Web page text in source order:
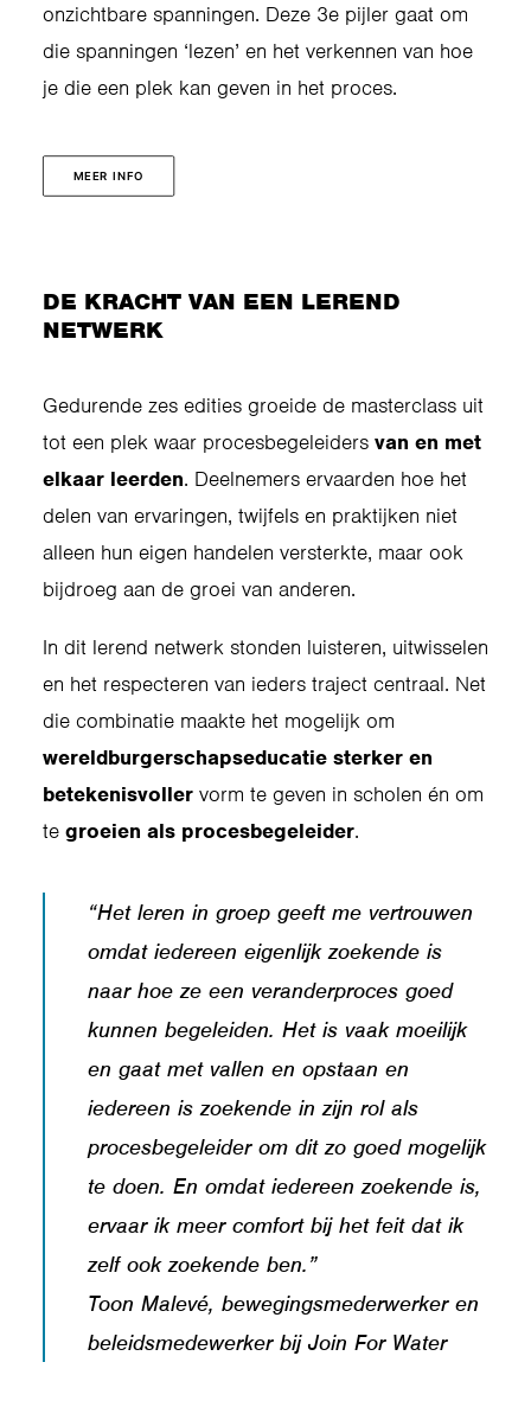
onzichtbare spanningen. Deze 3e pijler gaat om
die spanningen ‘lezen’ en het verkennen van hoe
je die een plek kan geven in het proces.
MEER INFO
DE KRACHT VAN EEN LEREND
NETWERK
Gedurende zes edities groeide de masterclass uit
tot een plek waar procesbegeleiders van en met
elkaar leerden. Deelnemers ervaarden hoe het
delen van ervaringen, twijfels en praktijken niet
alleen hun eigen handelen versterkte, maar ook
bijdroeg aan de groei van anderen.
In dit lerend netwerk stonden luisteren, uitwisselen
en het respecteren van ieders traject centraal. Net
die combinatie maakte het mogelijk om
wereldburgerschapseducatie sterker en
betekenisvoller vorm te geven in scholen én om
te groeien als procesbegeleider.
“Het leren in groep geeft me vertrouwen
omdat iedereen eigenlijk zoekende is
naar hoe ze een veranderproces goed
kunnen begeleiden. Het is vaak moeilijk
en gaat met vallen en opstaan en
iedereen is zoekende in zijn rol als
procesbegeleider om dit zo goed mogelijk
te doen. En omdat iedereen zoekende is,
ervaar ik meer comfort bij het feit dat ik
zelf ook zoekende ben.”
Toon Malevé, bewegingsmederwerker en
beleidsmedewerker bij Join For Water